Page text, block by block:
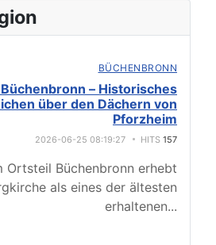
BÜCHENBRONN
– Historisches
über den Dächern von
Pforzheim
2026-06-25 08:19:27 HITS 157
Ortsteil Büchenbronn erhebt
als eines der ältesten
erhaltenen...